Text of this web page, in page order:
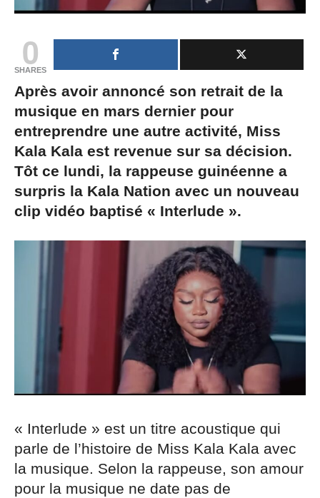
0
SHARES
Après avoir annoncé son retrait de la
musique en mars dernier pour
entreprendre une autre activité, Miss
Kala Kala est revenue sur sa décision.
Tôt ce lundi, la rappeuse guinéenne a
surpris la Kala Nation avec un nouveau
clip vidéo baptisé « Interlude ».
« Interlude » est un titre acoustique qui
parle de l’histoire de Miss Kala Kala avec
la musique. Selon la rappeuse, son amour
pour la musique ne date pas de